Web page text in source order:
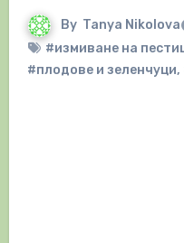
By Tanya Nikolova
#измиване на
#плодове и зеленчуци,